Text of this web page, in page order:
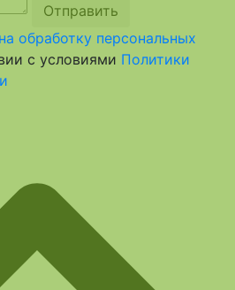
Отправить
обработку персональных
с условиями Политики